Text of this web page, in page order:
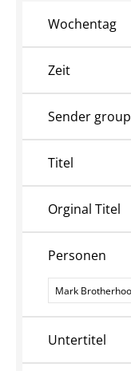
Wochentag
Zeit
Sender group
Titel
Orginal Titel
Personen
Personen
Untertitel